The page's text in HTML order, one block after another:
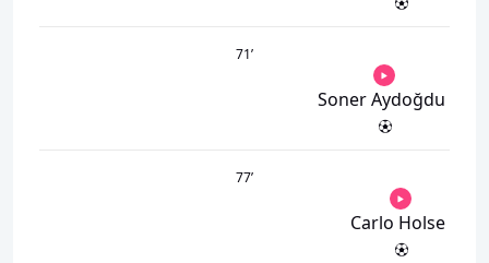
71’
Soner Aydoğdu
77’
Carlo Holse